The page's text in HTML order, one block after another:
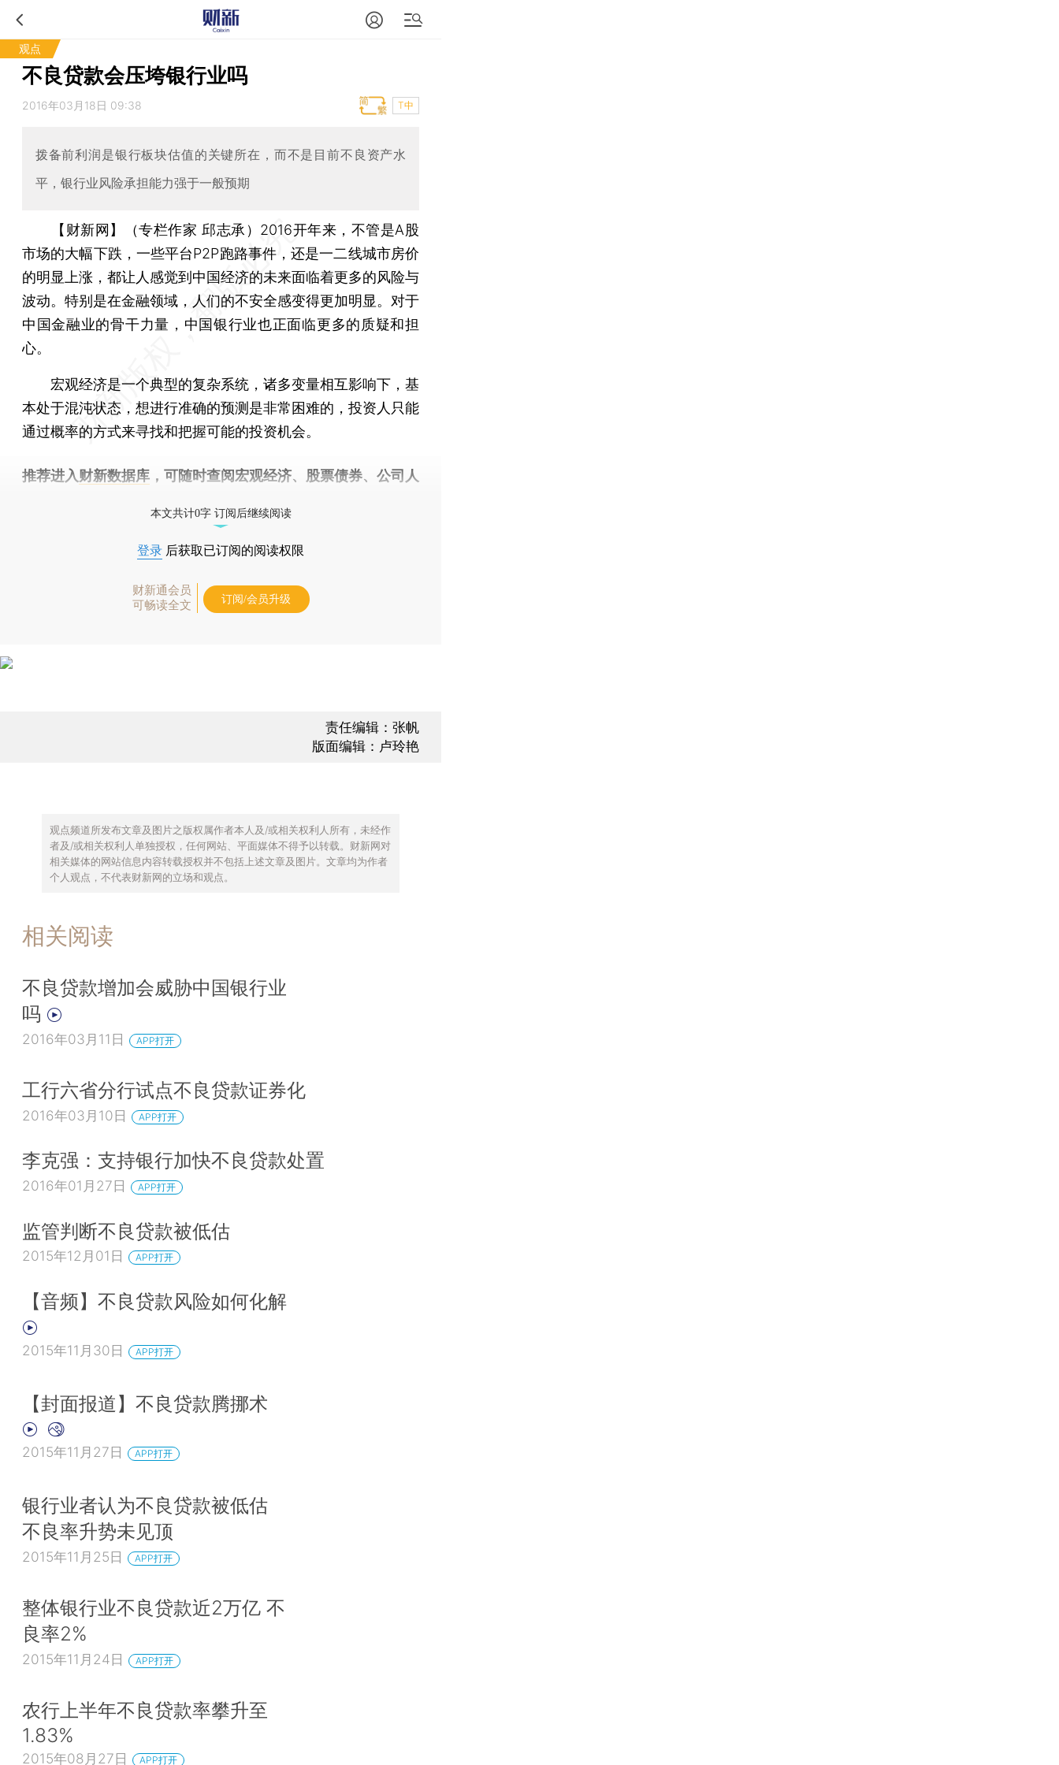
观点
不良贷款会压垮银行业吗
2016年03月18日 09:38 T中
拨备前利润是银行板块估值的关键所在，而不是目前不良资产水
平，银行业风险承担能力强于一般预期
【财新网】（专栏作家 邱志承） 2016开年来，不管是A股
市场的大幅下跌，一些平台P2P跑路事件，还是一二线城市房价
的明显上涨，都让人感觉到中国经济的未来面临着更多的风险与
波动。特别是在金融领域，人们的不安全感变得更加明显。对于
中国金融业的骨干力量，中国银行业也正面临更多的质疑和担
心。
宏观经济是一个典型的复杂系统，诸多变量相互影响下，基
本处于混沌状态，想进行准确的预测是非常困难的，投资人只能
通过概率的方式来寻找和把握可能的投资机会。
推荐进入财新数据库 ，可随时查阅宏观经济、股票债券、公司人
本文共计0字 订阅后继续阅读
登录 后获取已订阅的阅读权限
财新通会员
可畅读全文
订阅/会员升级
责任编辑：张帆
版面编辑：卢玲艳
观点频道所发布文章及图片之版权属作者本人及/或相关权利人所有，未经作
者及/或相关权利人单独授权，任何网站、平面媒体不得予以转载。财新网对
相关媒体的网站信息内容转载授权并不包括上述文章及图片。文章均为作者
个人观点，不代表财新网的立场和观点。
相关阅读
不良贷款增加会威胁中国银行业
吗
2016年03月11日 APP打开
工行六省分行试点不良贷款证券化
2016年03月10日 APP打开
李克强：支持银行加快不良贷款处置
2016年01月27日 APP打开
监管判断不良贷款被低估
2015年12月01日 APP打开
【音频】不良贷款风险如何化解
2015年11月30日 APP打开
【封面报道】不良贷款腾挪术
2015年11月27日 APP打开
银行业者认为不良贷款被低估
不良率升势未见顶
2015年11月25日 APP打开
整体银行业不良贷款近2万亿 不
良率2%
2015年11月24日 APP打开
农行上半年不良贷款率攀升至
1.83%
2015年08月27日 APP打开